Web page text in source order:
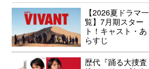
【2026夏ドラマ一
覧】7月期スター
ト！キャスト・あ
らすじ
歴代『踊る大捜査